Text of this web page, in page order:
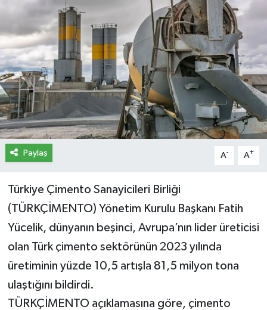
Paylaş A- A+
Türkiye Çimento Sanayicileri Birliği
(TÜRKÇİMENTO) Yönetim Kurulu Başkanı Fatih
Yücelik, dünyanın beşinci, Avrupa’nın lider üreticisi
olan Türk çimento sektörünün 2023 yılında
üretiminin yüzde 10,5 artışla 81,5 milyon tona
ulaştığını bildirdi.
TÜRKÇİMENTO açıklamasına göre, çimento
Yasal Uyarı